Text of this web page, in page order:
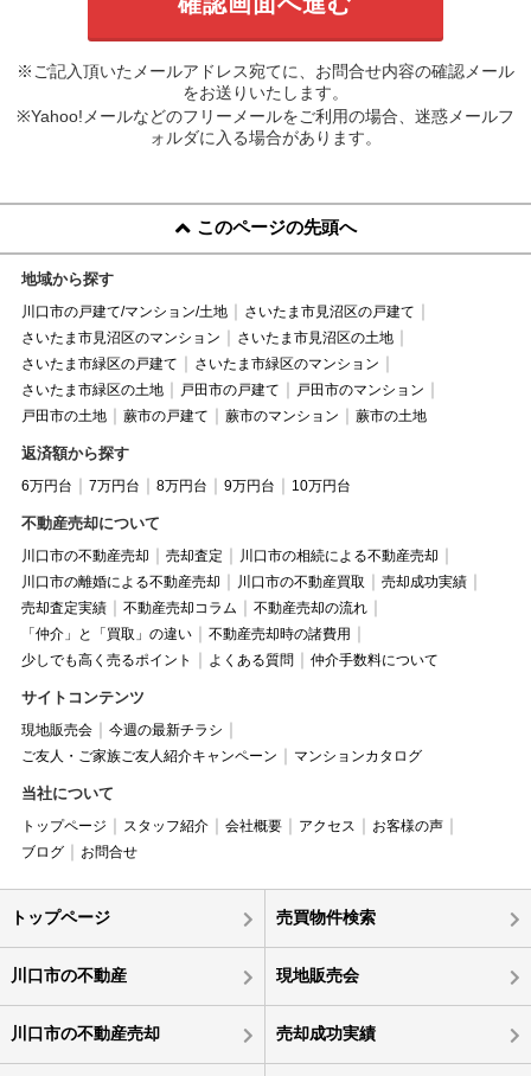
※ご記入頂いたメールアドレス宛てに、お問合せ内容の確認メール
をお送りいたします。
※Yahoo!メールなどのフリーメールをご利用の場合、迷惑メールフ
ォルダに入る場合があります。
このページの先頭へ
地域から探す
川口市の戸建て/マンション/土地
さいたま市見沼区の戸建て
さいたま市見沼区のマンション
さいたま市見沼区の土地
さいたま市緑区の戸建て
さいたま市緑区のマンション
さいたま市緑区の土地
戸田市の戸建て
戸田市のマンション
戸田市の土地
蕨市の戸建て 蕨市のマンション 蕨市の土地
返済額から探す
6万円台 7万円台 8万円台 9万円台 10万円台
不動産売却について
川口市の不動産売却 売却査定
川口市の相続による不動産売却
川口市の離婚による不動産売却
川口市の不動産買取
売却成功実績
売却査定実績
不動産売却コラム
不動産売却の流れ
「仲介」と「買取」の違い
不動産売却時の諸費用
少しでも高く売るポイント
よくある質問 仲介手数料について
サイトコンテンツ
現地販売会
今週の最新チラシ
ご友人・ご家族ご友人紹介キャンペーン
マンションカタログ
当社について
トップページ スタッフ紹介 会社概要 アクセス
お客様の声
ブログ
お問合せ
トップページ 売買物件検索
川口市の不動産 現地販売会
川口市の不動産売却 売却成功実績